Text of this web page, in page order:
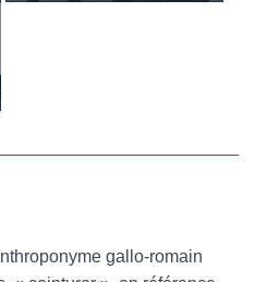
gallo-romain